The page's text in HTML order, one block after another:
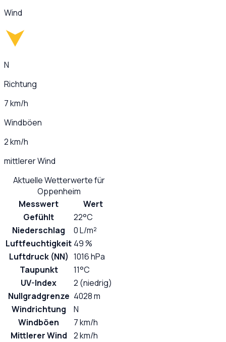
Wind
N
Richtung
7 km/h
Windböen
2 km/h
mittlerer Wind
Aktuelle Wetterwerte für
Oppenheim
Messwert
Wert
Gefühlt
22°C
Niederschlag
0 L/m²
Luftfeuchtigkeit 49 %
Luftdruck (NN) 1016 hPa
Taupunkt
11°C
UV-Index
2 (niedrig)
Nullgradgrenze 4028 m
Windrichtung
N
Windböen
7 km/h
Mittlerer Wind
2 km/h